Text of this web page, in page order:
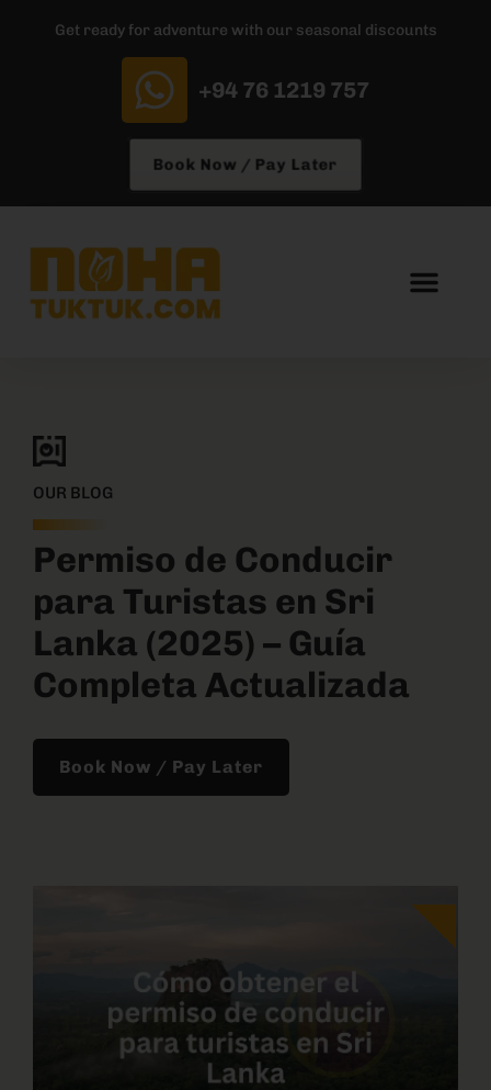
Get ready for adventure with our seasonal discounts
+94 76 1219 757
Book Now / Pay Later
OUR BLOG
Permiso de Conducir
para Turistas en Sri
Lanka (2025) – Guía
Completa Actualizada
Book Now / Pay Later